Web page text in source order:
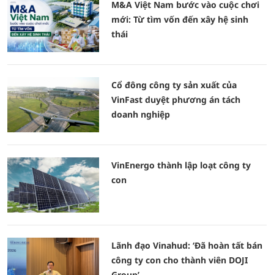
M&A Việt Nam bước vào cuộc chơi
mới: Từ tìm vốn đến xây hệ sinh
thái
Cổ đông công ty sản xuất của
VinFast duyệt phương án tách
doanh nghiệp
VinEnergo thành lập loạt công ty
con
Lãnh đạo Vinahud: ‘Đã hoàn tất bán
công ty con cho thành viên DOJI